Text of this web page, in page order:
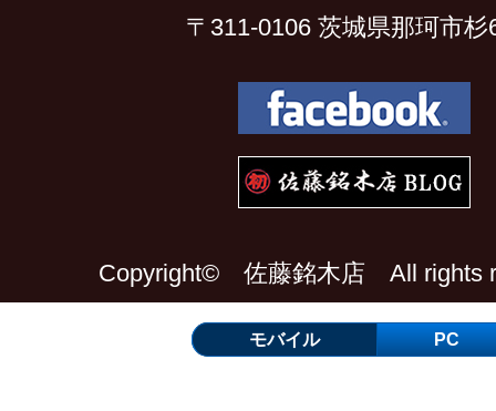
〒311-0106 茨城県那珂市杉
Copyright© 佐藤銘木店 All rights
モバイル PC